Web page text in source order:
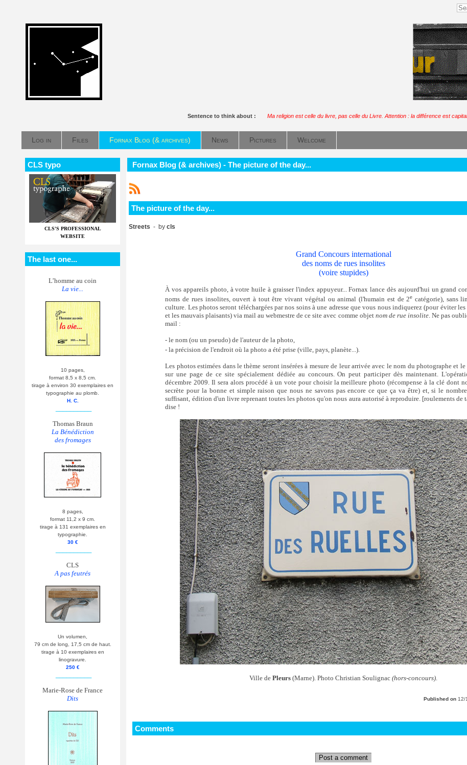
Sentence to think about : Ma religion est celle du livre, pas celle du Livre. Attention : la différence est
Log in Files Fornax Blog (& archives) News Pictures Welcome
CLS typo
CLS'S PROFESSIONAL
WEBSITE
The last one...
L’homme au coin
La vie...
10 pages,
format 8,5 x 8,5 cm.
tirage à environ 30 exemplaires en
typographie au plomb.
H. C.
Thomas Braun
La Bénédiction
des fromages
8 pages,
format 11,2 x 9 cm.
tirage à 131 exemplaires en
typographie.
30 €
CLS
A pas feutrés
Un volumen,
79 cm de long, 17,5 cm de haut.
tirage à 10 exemplaires en
linogravure.
250 €
Marie-Rose de France
Dits
Fornax Blog (& archives) - The picture of the day...
The picture of the day...
Streets - by cls
Grand Concours international
des noms de rues insolites
(voire stupides)
À vos appareils photo, à votre huile à graisser l'index appuyeur... Fornax lance dès aujourd'hui un grand
noms de rues insolites, ouvert à tout être vivant végétal ou animal (l'humain est de 2e catégorie), sans
culture. Les photos seront téléchargées par nos soins à une adresse que vous nous indiquerez (pour éviter les
et les mauvais plaisants) via mail au webmestre de ce site avec comme objet nom de rue insolite. Ne pas
mail :
- le nom (ou un pseudo) de l'auteur de la photo,
- la précision de l'endroit où la photo a été prise (ville, pays, planète...).
Les photos estimées dans le thème seront insérées à mesure de leur arrivée avec le nom du photographe et
sur une page de ce site spécialement dédiée au concours. On peut participer dès maintenant.
décembre 2009. Il sera alors procédé à un vote pour choisir la meilleure photo (récompense à la clé dont
secrète pour la bonne et simple raison que nous ne savons pas encore ce que ça va être) et, si le
suffisant, édition d'un livre reprenant toutes les photos qu'on nous aura autorisé à reproduire. [roulements de
dise !
Ville de Pleurs (Marne). Photo Christian Soulignac (hors-concours)
Published on 12/
Comments
Post a comment